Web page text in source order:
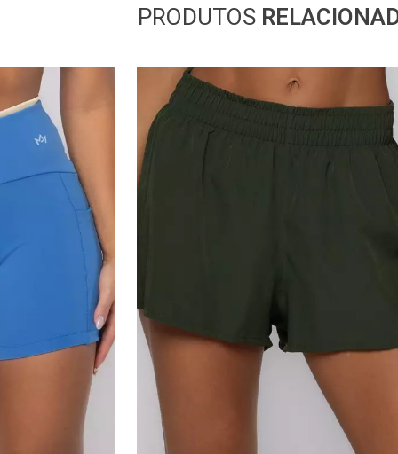
PRODUTOS